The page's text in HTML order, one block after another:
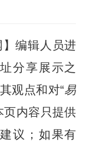
编辑人员进
分享展示之
观点和对“易
页内容只提供
议；如果有